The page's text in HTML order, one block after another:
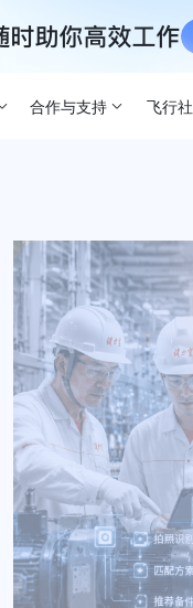
合作与支持 飞行社